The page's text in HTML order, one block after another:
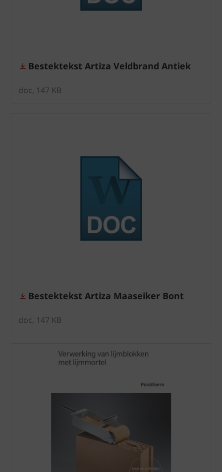
Bestektekst Artiza Veldbrand Antiek
doc, 147 KB
Bestektekst Artiza Maaseiker Bont
doc, 147 KB